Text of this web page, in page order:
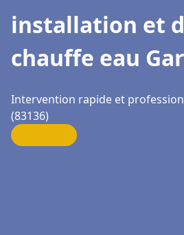
installation et
chauffe eau
Intervention rapide et
(83136)